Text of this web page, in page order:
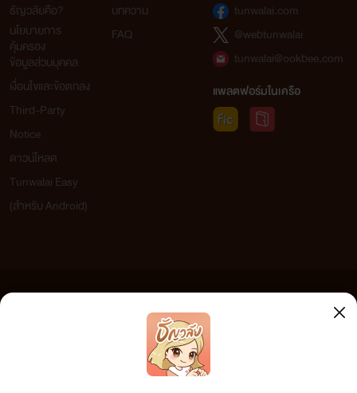
ธัญวลัยคือ?
นโยบายการ
คุ้มครอง
ข้อมูลส่วนบุคคล
เงื่อนไขและข้อตกลง
Third-Party
Notice
ดาวน์โหลด
Tunwalai Easy
(สำหรับ Android)
บทความ
FAQ
tunwalai.com
@webtunwalai
tunwalai@ookbee.com
แพลตฟอร์มในเครือ
เว็บไซต์แห่งนี้ไม่ได้เห็นด้วยและไม่ขอรับผิดชอบต่อข้อความใดๆ ทั้งสิ้น ดังนั้นผู้อ่านทุกท่านโปรดใช้
วิจารณญาณในการกลั่นกรองด้วยตนเอง และหากท่านพบข้อความใดๆ ที่ขัดต่อกฎหมายและศีลธรรม
กรุณาแจ้งมาที่ tunwalai@ookbee.com เพื่อทีมงานจะได้ดำเนินการในทันที ทั้งนี้ ทางเว็บไซต์ขอสงวน
ลิขสิทธิ์ตามพระราชบัญญัติลิขสิทธิ์ (ฉบับเพิ่มเติม) พ.ศ.2558